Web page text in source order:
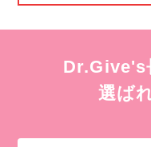
Dr.Give's
選ば